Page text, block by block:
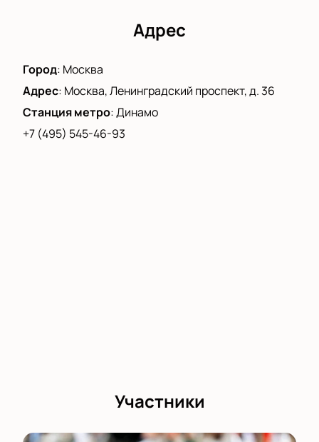
Адрес
Город: Москва
Адрес: Москва, Ленинградский проспект, д. 36
Станция метро:Динамо
+7 (495) 545-46-93
Участники